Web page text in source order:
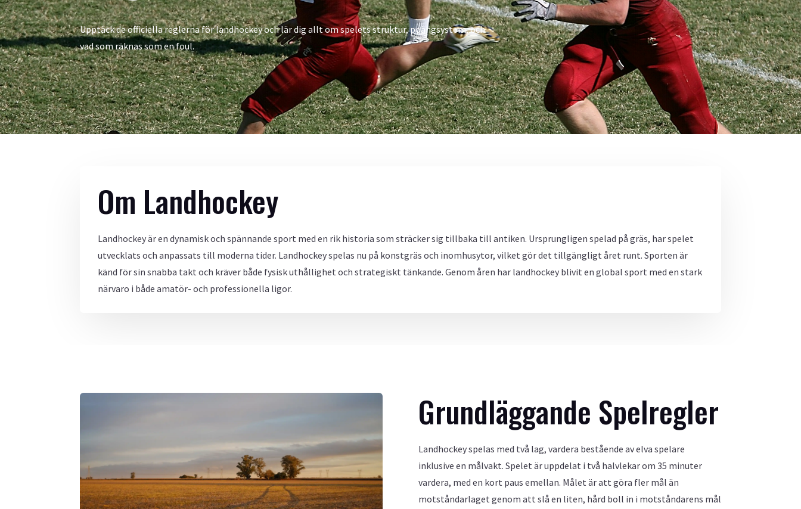
Upptäck de officiella reglerna för landhockey och lär dig allt om spelets struktur, poängsystem, och
vad som räknas som en foul.
Om Landhockey
Landhockey är en dynamisk och spännande sport med en rik historia som sträcker sig tillbaka till antiken. Ursprungligen spelad på gräs, har spelet
utvecklats och anpassats till moderna tider. Landhockey spelas nu på konstgräs och inomhusytor, vilket gör det tillgängligt året runt. Sporten är
känd för sin snabba takt och kräver både fysisk uthållighet och strategiskt tänkande. Genom åren har landhockey blivit en global sport med en stark
närvaro i både amatör- och professionella ligor.
Grundläggande Spelregler
Landhockey spelas med två lag, vardera bestående av elva spelare
inklusive en målvakt. Spelet är uppdelat i två halvlekar om 35 minuter
vardera, med en kort paus emellan. Målet är att göra fler mål än
motståndarlaget genom att slå en liten, hård boll in i motståndarens mål